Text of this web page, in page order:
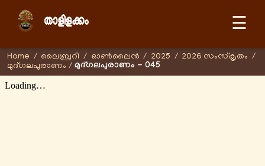
☰
Home / ലൈബ്രറി / ഓണ്‍ലൈന്‍ / 2025 / 2026 സംസ്കൃതം /
മുദ്ഗലപുരാണം / മുദ്ഗലപുരാണം - 045